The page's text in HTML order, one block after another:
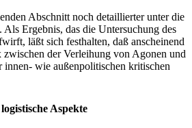
Abschnitt noch detaillierter unter die
Ergebnis, das die Untersuchung des
läßt sich festhalten, daß anscheinend
der Verleihung von Agonen und
innen- wie außenpolitischen kritischen
Aspekte